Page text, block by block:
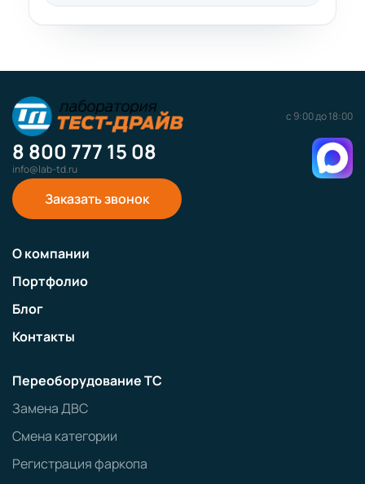
с 9:00 до 18:00
8 800 777 15 08
info@lab-td.ru
Заказать звонок
О компании
Портфолио
Блог
Контакты
Переоборудование ТС
Замена ДВС
Смена категории
Регистрация фаркопа